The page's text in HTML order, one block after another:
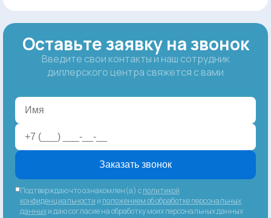
Оставьте заявку на звонок
Введите свои контакты и наш сотрудник
диллерского центра свяжется с вами
Заказать звонок
Подтверждаю что ознакомлен(а) сполитикой
конфиденциальности и положением об обработке персональных
данныхи даю согласие на обработку моих персональных данных